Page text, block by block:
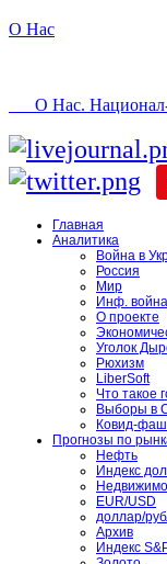
О Нас
О Нас.
Главная
Аналитика
Война в
Россия
Мир
Инф. война
О проекте
Уголок
Рюхизм
LiberSoft
Что такое
Выборы в
Ковид-
Прогнозы по
Нефть
Индекс
EUR/USD
доллар/
Архив
Индекс